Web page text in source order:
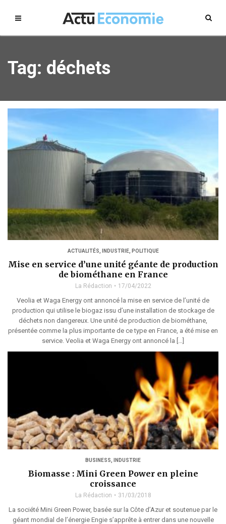
Tag: déchets
ACTUALITÉS, INDUSTRIE, POLITIQUE
Mise en service d’une unité géante de production
de biométhane en France
La Rédaction 17/04/2022
Veolia et Waga Energy ont annoncé la mise en service de l’unité de
production qui utilise le biogaz issu d’une installation de stockage de
déchets non dangereux. Une unité de production de biométhane,
présentée comme la plus importante de ce type en France, a été mise en
service. Veolia et Waga Energy ont annoncé la […]
BUSINESS INDUSTRIE
Biomasse : Mini Green Power en pleine
croissance
La Rédaction 31/03/2018
La société Mini Green Power, basée sur la Côte d’Azur et soutenue par le
géant mondial de l’énergie Engie s’apprête à entrer dans une nouvelle